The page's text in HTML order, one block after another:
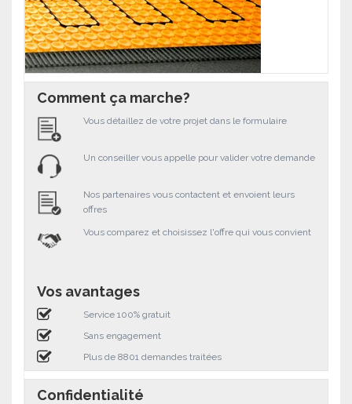
Comment ça marche?
Vous détaillez de votre projet dans le formulaire
Un conseiller vous appelle pour valider votre demande
Nos partenaires vous contactent et envoient leurs
offres
Vous comparez et choisissez l'offre qui vous convient
Vos avantages
Service 100% gratuit
Sans engagement
Plus de 8801 demandes traitées
Confidentialité